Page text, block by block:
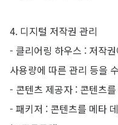
4. 디지털 저작권 관리
- 클리어링 하우스 : 저작
사용량에 따른 관리 등을
- 콘텐츠 제공자 : 콘텐츠
- 패키저 : 콘텐츠를 메타